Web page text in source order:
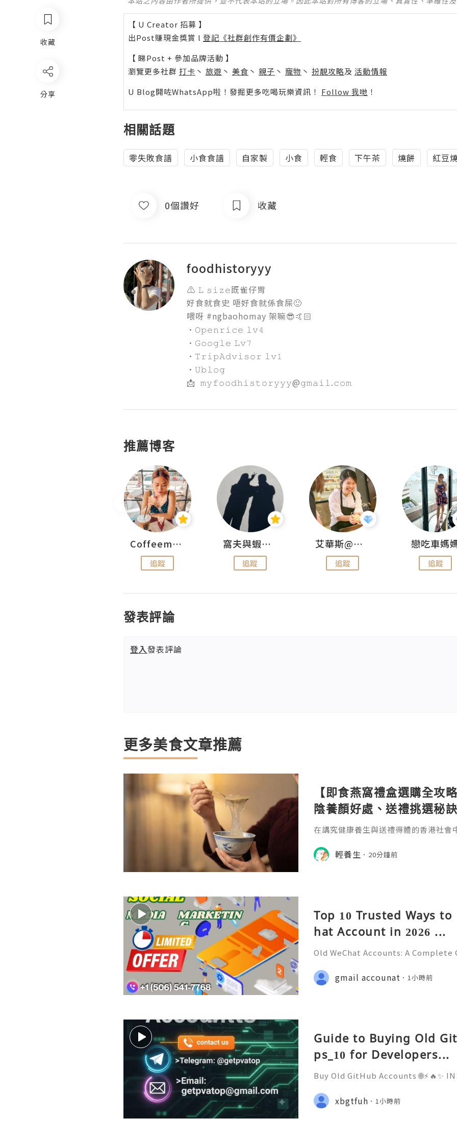
收藏
分享
【 U Creator 招募 】
出Post賺現金獎賞 l 登記《社群創作有價企劃》
【 睇Post + 參加品牌活動 】
瀏覽更多社群 打卡 丶 旅遊 丶 美食 丶 親子 丶 寵物 丶 扮靚攻略及 活動情報
U Blog開咗WhatsApp啦！發掘更多吃喝玩樂資訊！ Follow 我哋 ！
相關話題
零失敗食譜 小食食譜 自家製 小食 輕食 下午茶 燒餅 紅豆
0個讚好 收藏
foodhistoryyy
⚠️ 𝙻 𝚜𝚒𝚣𝚎既雀仔胃
好食就食史 唔好食就係食屎🙂
喂呀 #ngbaohomay 架嘛😎🤙🏻
·𝙾𝚙𝚎𝚗𝚛𝚒𝚌𝚎 𝚕𝚟𝟺
·𝙶𝚘𝚘𝚐𝚕𝚎 𝙻𝚟𝟽
·𝚃𝚛𝚒𝚙𝙰𝚍𝚟𝚒𝚜𝚘𝚛 𝚕𝚟𝟷
·𝚄𝚋𝚕𝚘𝚐
📩  𝚖𝚢𝚏𝚘𝚘𝚍𝚑𝚒𝚜𝚝𝚘𝚛𝚢𝚢𝚢@𝚐𝚖𝚊𝚒𝚕.𝚌𝚘𝚖
推薦博客
Coffeemeetjojo
追蹤
窩夫與蝦子餅
追蹤
艾華斯@鄭大小姐工房
追蹤
戀吃車媽
追蹤
發表評論
登入發表評論
更多美食文章推薦
【即食燕窩禮盒選購全攻
陰養顏好處、送禮挑選秘
在講究健康養生與送禮得體的香港社會
於生活忙碌的現代都市人或孕媽咪，免
窩，，兼具了極致的便利性與頂級的營
輕養生 20分鐘前
Top 10 Trusted Ways
hat Account in 2026 ...
Old WeChat Accounts: A
💫🌐✨💎Fast & Reliable 24/7
💎WhatsApp :+1 (506) 541-7768
gmail accounat 1小時前
Guide to Buying Old
ps_10 for Developers...
Buy Old GitHub Accounts 🌐⚡️🔥✨
Username: @getpvatop ⚡️📧💌📨
m ⚡️💜💬🎧 Discord Community:
xbgtfuh 1小時前